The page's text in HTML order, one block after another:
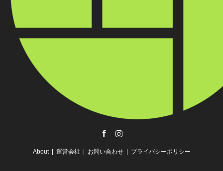
About 運営会社 お問い合わせ プライバシーポリシー